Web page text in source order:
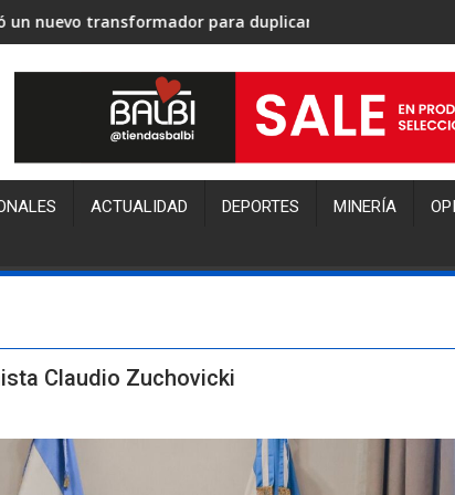
eléctrica de la provincia
votaron los senadores sanjuaninos la ley de propiedad
Gustavo
ACTUALIDAD DEPORTES MINERÍA
Claudio Zuchovicki